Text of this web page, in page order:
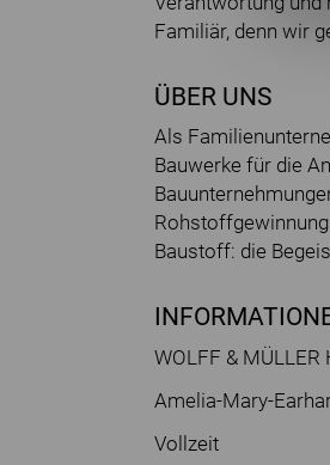
Familiär, denn wir
ÜBER UNS
Als
Bauwerke für die
Baustoff: die
WOLFF &
Amelia-Mary-
Vollzeit